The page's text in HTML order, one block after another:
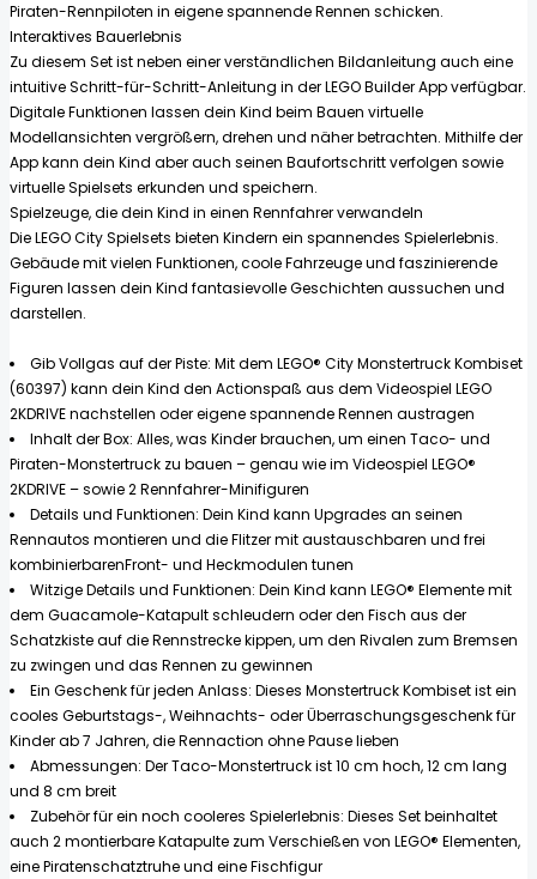
Piraten-Rennpiloten in eigene spannende Rennen schicken.
Interaktives Bauerlebnis
Zu diesem Set ist neben einer verständlichen Bildanleitung auch eine
intuitive Schritt-für-Schritt-Anleitung in der LEGO Builder App verfügbar.
Digitale Funktionen lassen dein Kind beim Bauen virtuelle
Modellansichten vergrößern, drehen und näher betrachten. Mithilfe der
App kann dein Kind aber auch seinen Baufortschritt verfolgen sowie
virtuelle Spielsets erkunden und speichern.
Spielzeuge, die dein Kind in einen Rennfahrer verwandeln
Die LEGO City Spielsets bieten Kindern ein spannendes Spielerlebnis.
Gebäude mit vielen Funktionen, coole Fahrzeuge und faszinierende
Figuren lassen dein Kind fantasievolle Geschichten aussuchen und
darstellen.
Gib Vollgas auf der Piste: Mit dem LEGO® City Monstertruck Kombiset
(60397) kann dein Kind den Actionspaß aus dem Videospiel LEGO
2KDRIVE nachstellen oder eigene spannende Rennen austragen
Inhalt der Box: Alles, was Kinder brauchen, um einen Taco- und
Piraten-Monstertruck zu bauen – genau wie im Videospiel LEGO®
2KDRIVE – sowie 2 Rennfahrer-Minifiguren
Details und Funktionen: Dein Kind kann Upgrades an seinen
Rennautos montieren und die Flitzer mit austauschbaren und frei
kombinierbarenFront- und Heckmodulen tunen
Witzige Details und Funktionen: Dein Kind kann LEGO® Elemente mit
dem Guacamole-Katapult schleudern oder den Fisch aus der
Schatzkiste auf die Rennstrecke kippen, um den Rivalen zum Bremsen
zu zwingen und das Rennen zu gewinnen
Ein Geschenk für jeden Anlass: Dieses Monstertruck Kombiset ist ein
cooles Geburtstags-, Weihnachts- oder Überraschungsgeschenk für
Kinder ab 7 Jahren, die Rennaction ohne Pause lieben
Abmessungen: Der Taco-Monstertruck ist 10 cm hoch, 12 cm lang
und 8 cm breit
Zubehör für ein noch cooleres Spielerlebnis: Dieses Set beinhaltet
auch 2 montierbare Katapulte zum Verschießen von LEGO® Elementen,
eine Piratenschatztruhe und eine Fischfigur